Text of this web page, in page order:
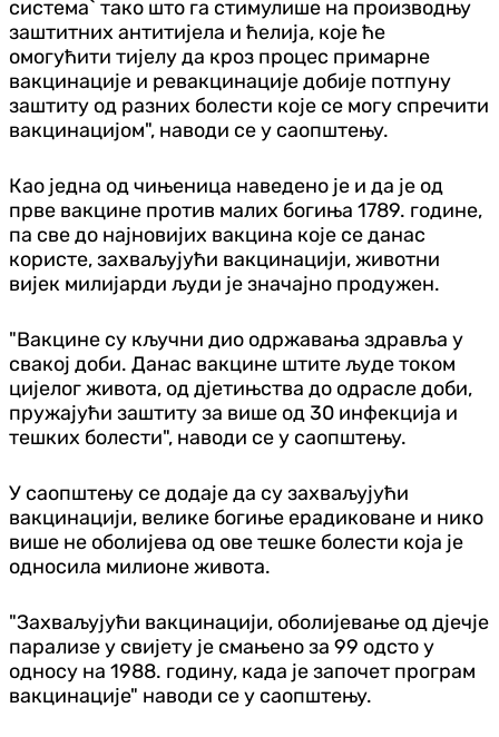
система` тако што га стимулише на производњу
заштитних антитијела и ћелија, које ће
омогућити тијелу да кроз процес примарне
вакцинације и ревакцинације добије потпуну
заштиту од разних болести које се могу спречити
вакцинацијом", наводи се у саопштењу.
Као једна од чињеница наведено је и да је од
прве вакцине против малих богиња 1789. године,
па све до најновијих вакцина које се данас
користе, захваљујући вакцинацији, животни
вијек милијарди људи је значајно продужен.
"Вакцине су кључни дио одржавања здравља у
свакој доби. Данас вакцине штите људе током
цијелог живота, од д‌јетињства до одрасле доби,
пружајући заштиту за више од 30 инфекција и
тешких болести", наводи се у саопштењу.
У саопштењу се додаје да су захваљујући
вакцинацији, велике богиње ерадиковане и нико
више не оболијева од ове тешке болести која је
односила милионе живота.
"Захваљујући вакцинацији, оболијевање од д‌јечје
парализе у свијету је смањено за 99 одсто у
односу на 1988. годину, када је започет програм
вакцинације" наводи се у саопштењу.